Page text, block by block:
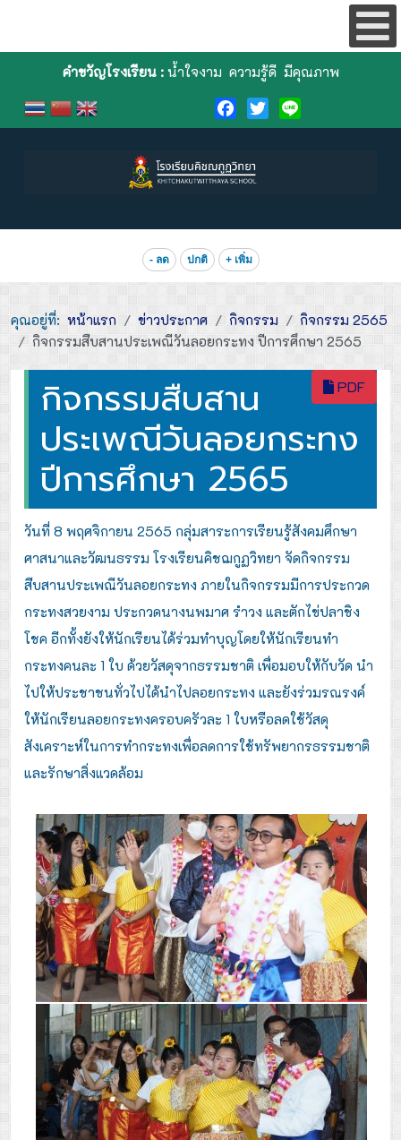
คำขวัญโรงเรียน :น้ำใจงาม ความรู้ดี มีคุณภาพ
Facebook
TwitterLine
- ลด ปกติ + เพิ่ม
คุณอยู่ที่: หน้าแรก ข่าวประกาศ กิจกรรม
กิจกรรม 2565
กิจกรรมสืบสานประเพณีวันลอยกระทง ปีการศึกษา 2565
PDF
กิจกรรมสืบสาน
ประเพณีวันลอยกระทง
ปีการศึกษา 2565
วันที่ 8 พฤศจิกายน 2565 กลุ่มสาระการเรียนรู้สังคมศึกษา
ศาสนาและวัฒนธรรม โรงเรียนคิชฌกูฏวิทยา จัดกิจกรรม
สืบสานประเพณีวันลอยกระทง ภายในกิจกรรมมีการประกวด
กระทงสวยงาม ประกวดนางนพมาศ รำวง และตักไข่ปลาชิง
โชค อีกทั้งยังให้นักเรียนได้ร่วมทำบุญโดยให้นักเรียนทำ
กระทงคนละ 1 ใบ ด้วยวัสดุจากธรรมชาติ เพื่อมอบให้กับวัด นำ
ไปให้ประชาชนทั่วไปได้นำไปลอยกระทง และยังร่วมรณรงค์
ให้นักเรียนลอยกระทงครอบครัวละ 1 ใบหรือลดใช้วัสดุ
สังเคราะห์ในการทำกระทงเพื่อลดการใช้ทรัพยากรธรรมชาติ
และรักษาสิ่งแวดล้อม